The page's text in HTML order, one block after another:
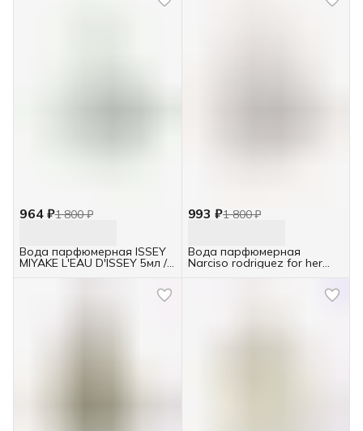
964 ₽1 800 ₽
Вода парфюмерная ISSEY
MIYAKE L'EAU D'ISSEY 5мл /
993 ₽1 800 ₽
Вода парфюмерная
Narciso rodriguez for her